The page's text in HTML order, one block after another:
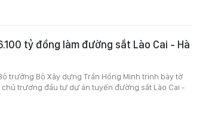
tỷ đồng làm đường sắt Lào Cai - Hà
trưởng Bộ Xây dựng Trần Hồng Minh trình bày tờ
trương đầu tư dự án tuyến đường sắt Lào Cai -